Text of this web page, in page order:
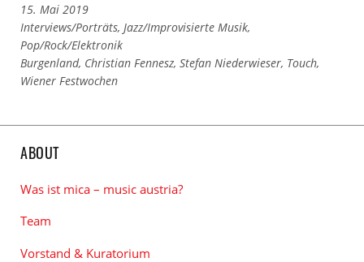
15. Mai 2019
Links
zu
den
Kategorien
Interviews/Porträts, Jazz/Improvisierte Musik,
Pop/Rock/Elektronik
Links
zu
Burgenland, Christian Fennesz, Stefan Niederwieser, Touch,
Wiener Festwochen
ABOUT
Was ist mica – music austria?
Team
Vorstand & Kuratorium